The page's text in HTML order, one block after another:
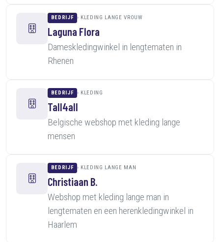
BEDRIJF KLEDING LANGE VROUW
Laguna Flora
Dameskledingwinkel in lengtematen in
Rhenen
BEDRIJF KLEDING
Tall4all
Belgische webshop met kleding lange
mensen
BEDRIJF KLEDING LANGE MAN
Christiaan B.
Webshop met kleding lange man in
lengtematen en een herenkledingwinkel in
Haarlem